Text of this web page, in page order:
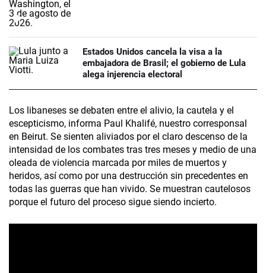
Estados Unidos cancela la visa a la
embajadora de Brasil; el gobierno de Lula
alega injerencia electoral
Los libaneses se debaten entre el alivio, la cautela y el
escepticismo, informa Paul Khalifé, nuestro corresponsal
en Beirut. Se sienten aliviados por el claro descenso de la
intensidad de los combates tras tres meses y medio de una
oleada de violencia marcada por miles de muertos y
heridos, así como por una destrucción sin precedentes en
todas las guerras que han vivido. Se muestran cautelosos
porque el futuro del proceso sigue siendo incierto.